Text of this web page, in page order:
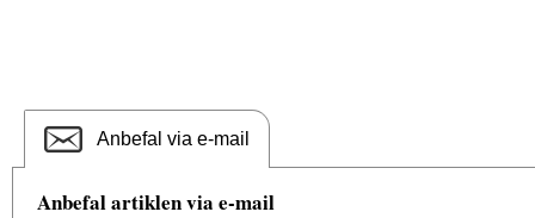
Anbefal via e-mail
Anbefal artiklen via e-mail